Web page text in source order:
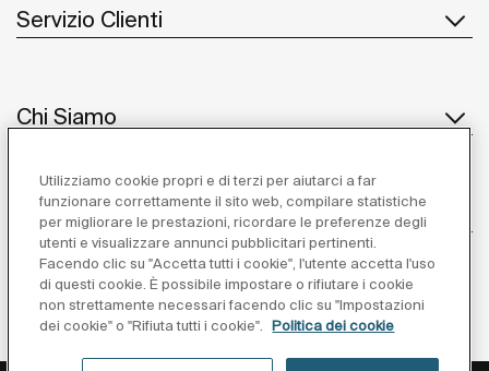
Servizio Clienti
Chi Siamo
Ispirazione
Seguiteci
Utilizziamo cookie propri e di terzi per aiutarci a far
funzionare correttamente il sito web, compilare statistiche
per migliorare le prestazioni, ricordare le preferenze degli
utenti e visualizzare annunci pubblicitari pertinenti.
Facendo clic su "Accetta tutti i cookie", l'utente accetta l'uso
di questi cookie. È possibile impostare o rifiutare i cookie
non strettamente necessari facendo clic su "Impostazioni
dei cookie" o "Rifiuta tutti i cookie".
Politica dei cookie